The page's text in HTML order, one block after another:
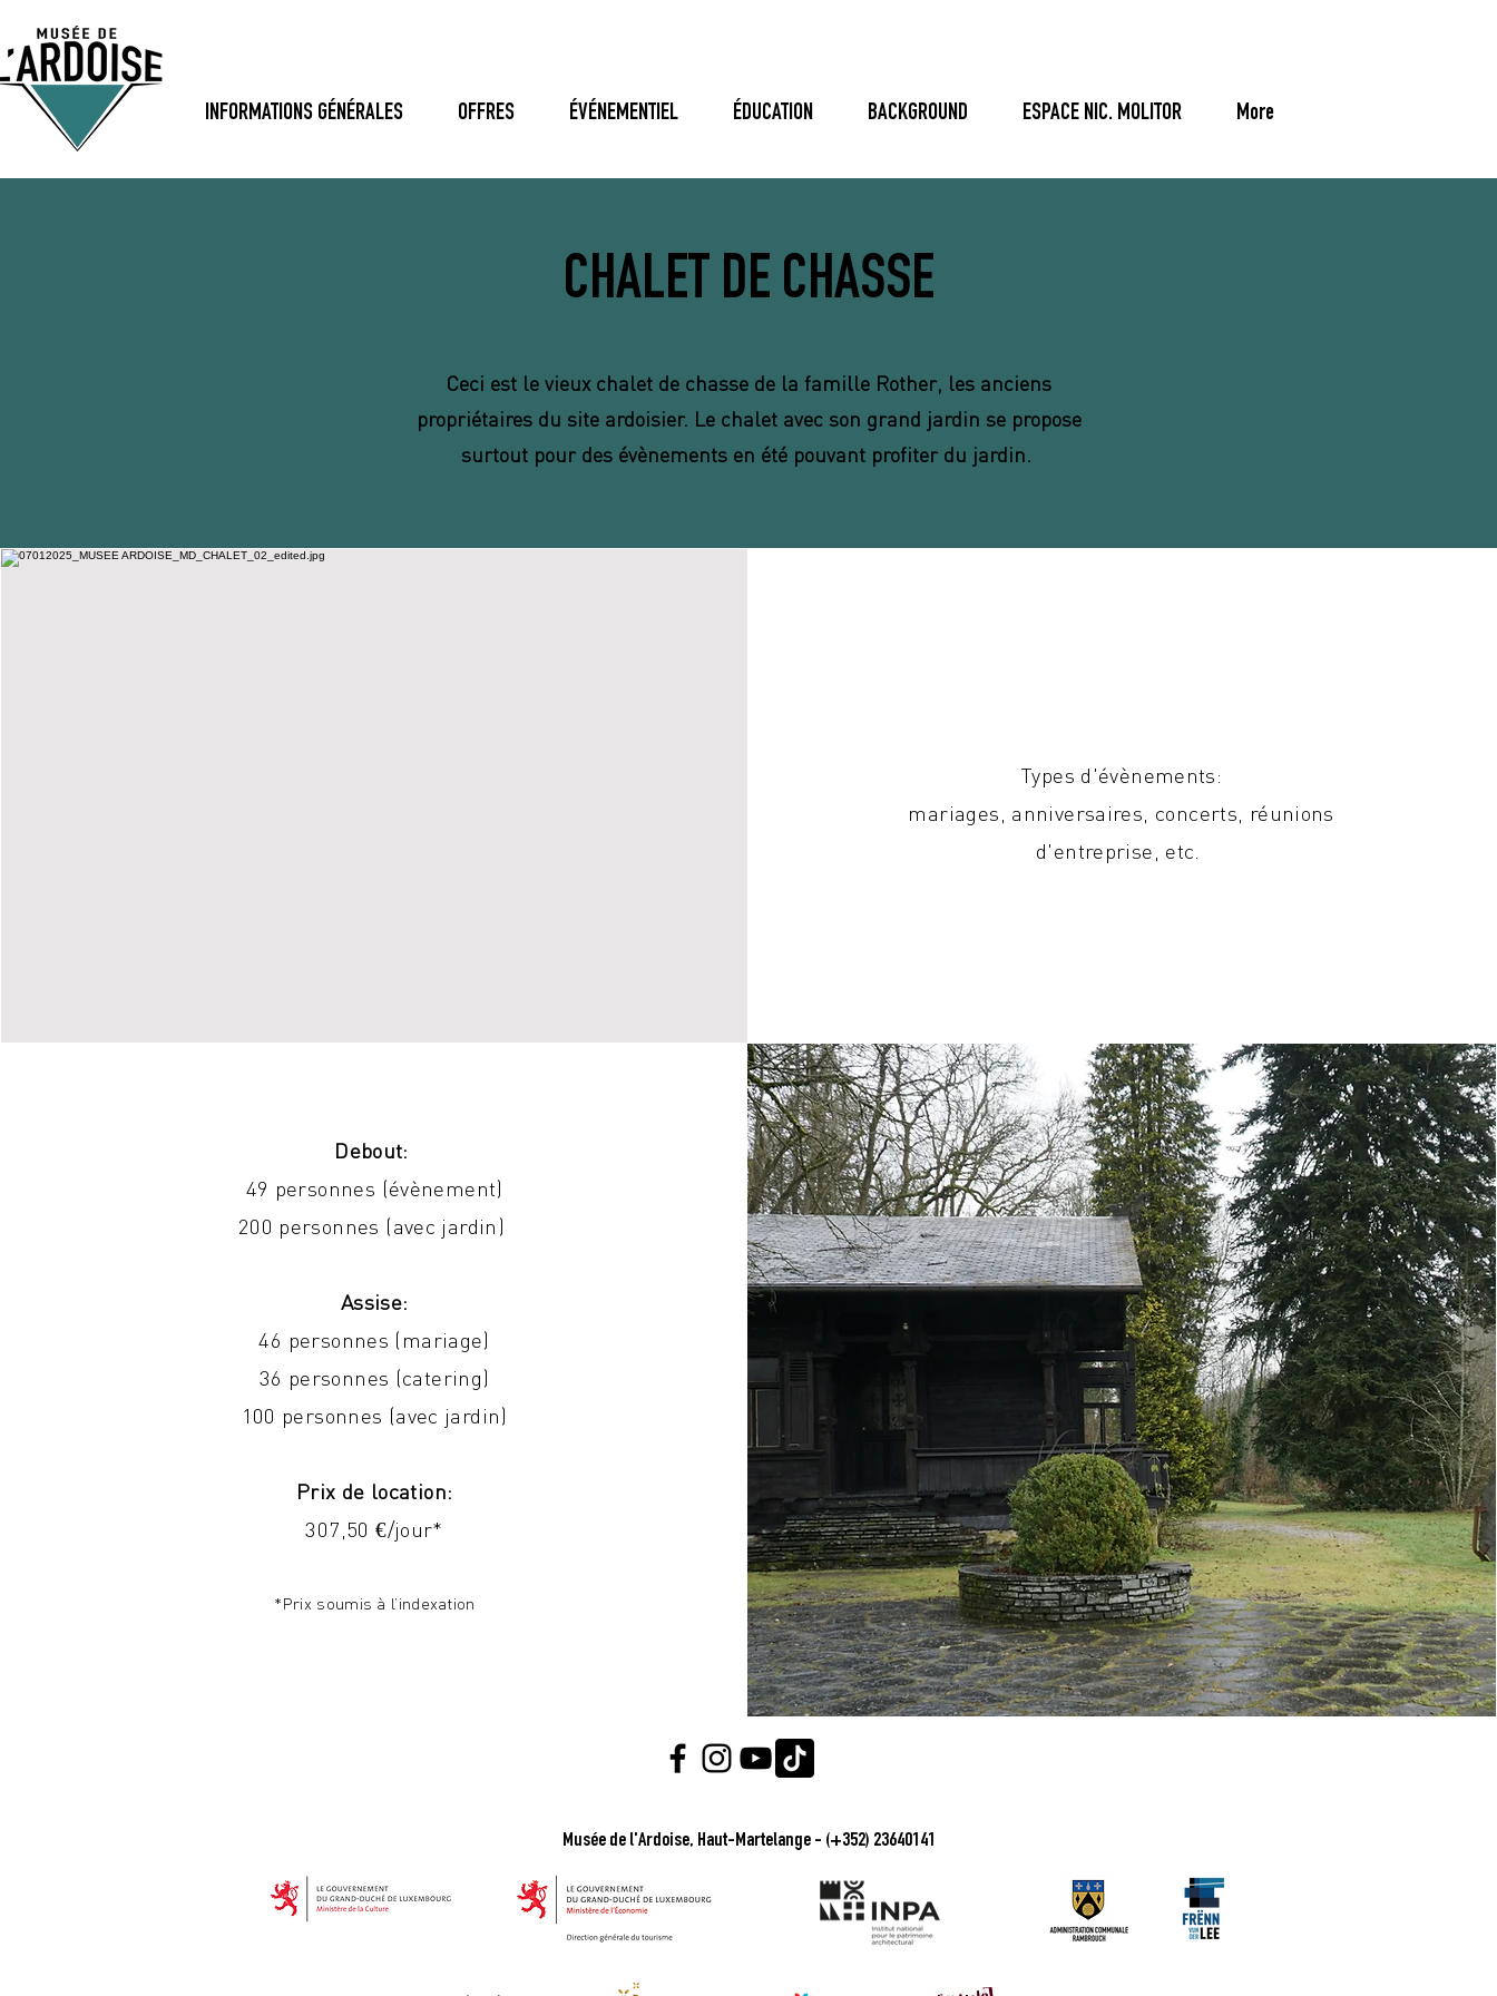
INFORMATIONS GÉNÉRALES OFFRES ÉVÉNEMENTIEL ÉDUCATION BACKGROUND ESPACE NIC. MOLITOR More
CHALET DE CHASSE
Ceci est le vieux chalet de chasse de la famille Rother, les anciens
propriétaires du site ardoisier. Le chalet avec son grand jardin se propose
surtout pour des évènements en été pouvant profiter du jardin.
Types d'évènements:
mariages, anniversaires, concerts, réunions
d'entreprise, etc.
Debout:
49 personnes (évènement)
200 personnes (avec jardin)
Assise:
46 personnes (mariage)
36 personnes (catering)
100 personnes (avec jardin)
Prix de location:
307,50 €/jour*
*Prix soumis à l’indexation
Musée de l'Ardoise, Haut-Martelange - (+352) 23640141